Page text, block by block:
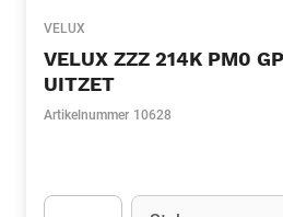
VELUX
VELUX ZZZ 214K PM0
UITZET
Artikelnummer 10628
Eenheid